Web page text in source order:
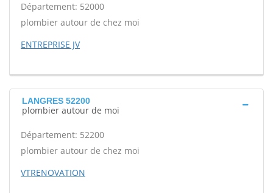
Département: 52000
plombier autour de chez moi
ENTREPRISE JV
LANGRES 52200
plombier autour de moi
Département: 52200
plombier autour de chez moi
VTRENOVATION